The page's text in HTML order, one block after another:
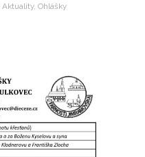
Aktuality, Ohlášky